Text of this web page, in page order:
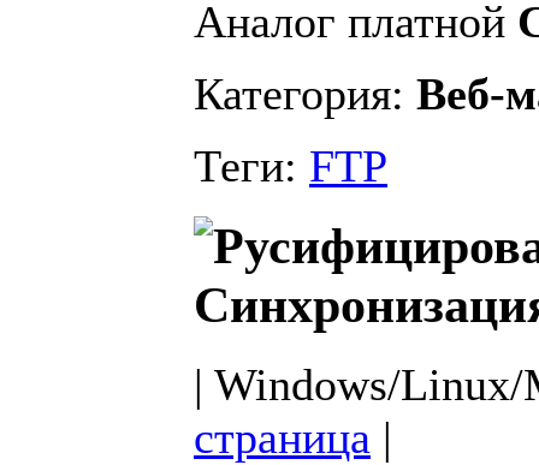
Аналог платной
Категория: Веб-
Теги: FTP
| Windows/
страница |